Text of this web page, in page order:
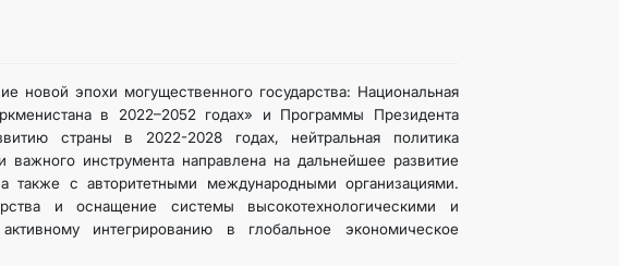
новой эпохи могущественного государства: Национальная
в 2022–2052 годах» и Программы Президента
страны в 2022-2028 годах, нейтральная политика
важного инструмента направлена на дальнейшее развитие
также с авторитетными международными организациями.
и оснащение системы высокотехнологическими и
интегрированию в глобальное экономическое